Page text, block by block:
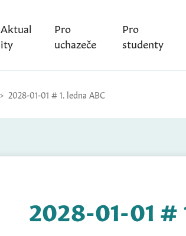
Aktual
ity
Pro
uchazeče
Pro
studenty
2028-01-01 # 1. ledna ABC
2028-01-01 #